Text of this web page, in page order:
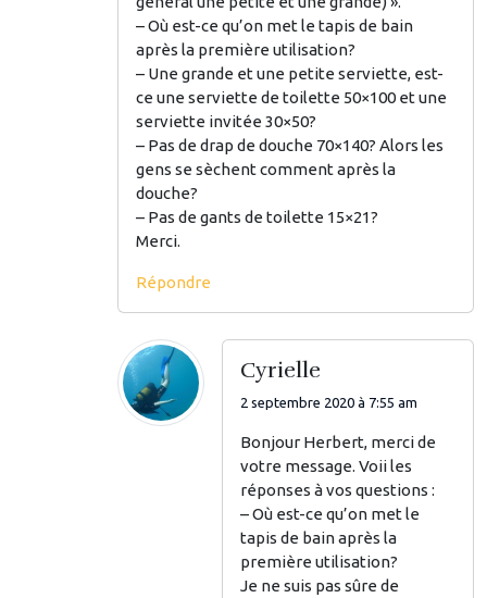
– Où est-ce qu’on met le tapis de bain
après la première utilisation?
– Une grande et une petite serviette, est-
ce une serviette de toilette 50×100 et une
serviette invitée 30×50?
– Pas de drap de douche 70×140? Alors les
gens se sèchent comment après la
douche?
– Pas de gants de toilette 15×21?
Merci.
Répondre
Cyrielle
2 septembre 2020 à 7:55 am
Bonjour Herbert, merci de
votre message. Voii les
réponses à vos questions :
– Où est-ce qu’on met le
tapis de bain après la
première utilisation?
Je ne suis pas sûre de